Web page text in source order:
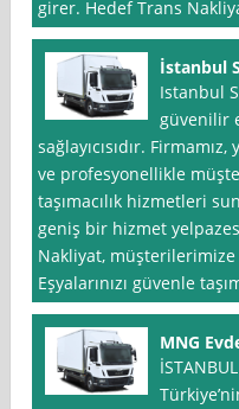
girer. Hedef Trans
İstanbul
Istanbul
güvenilir
sağlayıcısıdır.
ve profesyonellikle
taşımacılık hizmetleri
geniş bir hizmet
Nakliyat,
Eşyalarınızı güvenle
MNG